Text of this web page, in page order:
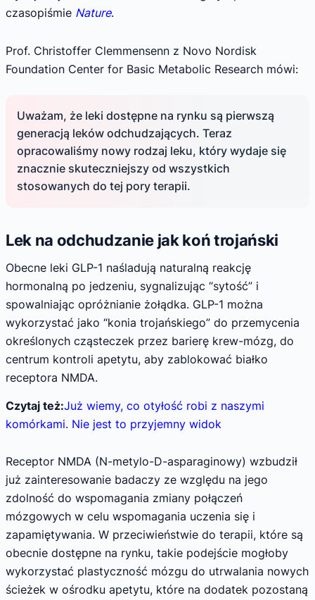
czasopiśmie Nature.
Prof. Christoffer Clemmensenn z Novo Nordisk
Foundation Center for Basic Metabolic Research mówi:
Uważam, że leki dostępne na rynku są pierwszą
generacją leków odchudzających. Teraz
opracowaliśmy nowy rodzaj leku, który wydaje się
znacznie skuteczniejszy od wszystkich
stosowanych do tej pory terapii.
Lek na odchudzanie jak koń trojański
Obecne leki GLP-1 naśladują naturalną reakcję
hormonalną po jedzeniu, sygnalizując “sytość” i
spowalniając opróżnianie żołądka. GLP-1 można
wykorzystać jako “konia trojańskiego” do przemycenia
określonych cząsteczek przez barierę krew-mózg, do
centrum kontroli apetytu, aby zablokować białko
receptora NMDA.
Czytaj też:Już wiemy, co otyłość robi z naszymi
komórkami. Nie jest to przyjemny widok
Receptor NMDA (N-metylo-D-asparaginowy) wzbudził
już zainteresowanie badaczy ze względu na jego
zdolność do wspomagania zmiany połączeń
mózgowych w celu wspomagania uczenia się i
zapamiętywania. W przeciwieństwie do terapii, które są
obecnie dostępne na rynku, takie podejście mogłoby
wykorzystać plastyczność mózgu do utrwalania nowych
ścieżek w ośrodku apetytu, które na dodatek pozostaną